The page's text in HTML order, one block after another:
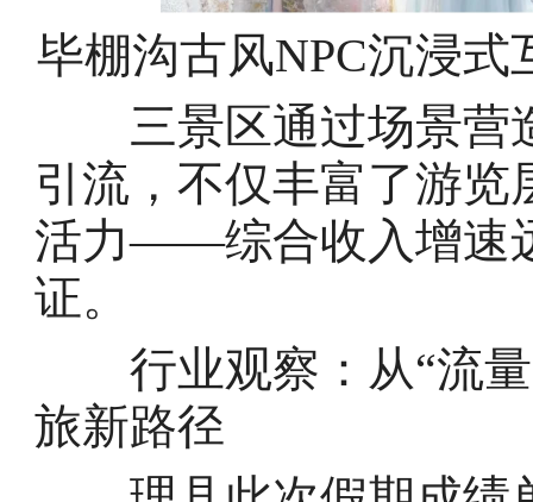
毕棚沟古风NPC沉浸
三景区通过场景营
引流，不仅丰富了游
活力——综合收入增速
证。
行业观察：从“流量
旅新路径